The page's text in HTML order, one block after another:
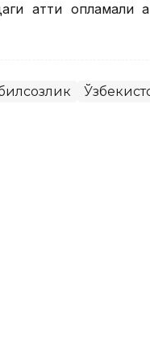
қаттиқ қопламали